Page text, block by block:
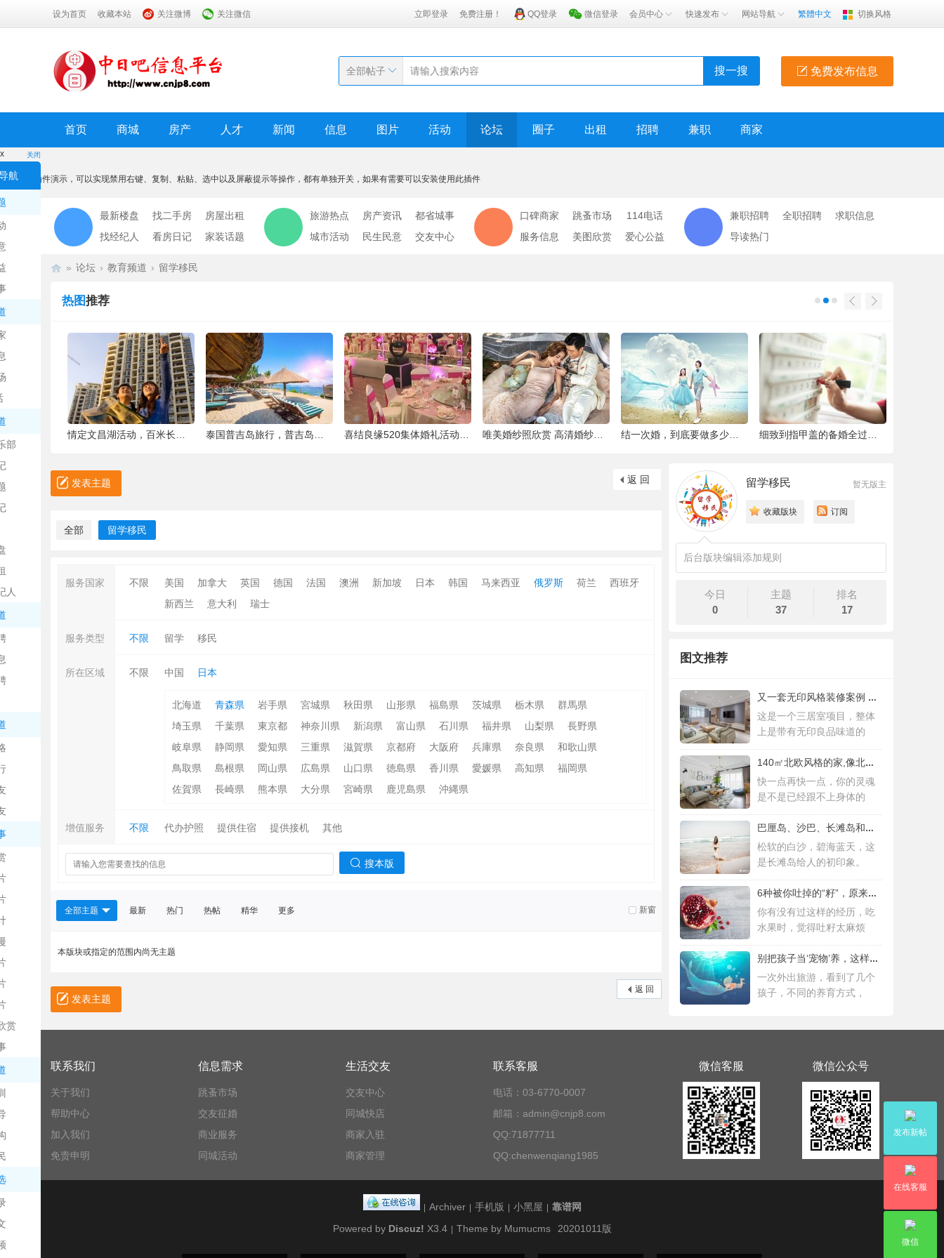
设为首页 收藏本站 关注微博 关注微信 立即登录 免费注册！ QQ登录 微信登录 会员中心 快速发布 网站导航 繁體中文 切换风格
免费发布信息
全部帖子 搜一搜
首页 商城 房产 人才 新闻 信息 图片 活动 论坛 圈子 出租 招聘 兼职 商家
关闭
航
部
人
赏
x
本功能为插件演示，可以实现禁用右键、复制、粘贴、选中以及屏蔽提示等操作，都有单独开关，如果有需要可以安装使用此插件
我知道了
最新楼盘 找二手房
房屋出租
找经纪人
看房日记 家装话题
旅游热点 房产资讯
都省城事
城市活动
民生民意 交友中心
口碑商家 跳蚤市场
114电话
服务信息
美图欣赏 爱心公益
兼职招聘 全职招聘
求职信息
导读热门
日
平
» 论坛 › 教育频道 › 留学移民
热图推荐
情定文昌湖活动，百米长卷现场绘画、万人签 泰国普吉岛旅行，普吉岛是泰国最大的岛屿 喜结良缘520集体婚礼活动-喜来缘大酒店[合 唯美婚纱照欣赏 高清婚纱大片欣赏 给人一种 结一次婚，到底要做多少件准备工作 |备婚清 细致到指甲盖的备婚全过程，这位“挑剔”新
返 回
发表主题
全部 留学移民
服务国家 不限 美国 加拿大 英国 德国 法国 澳洲 新加坡 日本 韩国 马来西亚 俄罗斯 荷兰
西班牙
新西兰
意大利 瑞士
服务类型 不限 留学 移民
所在区域 不限 中国 日本
北海道 青森県 岩手県 宮城県 秋田県 山形県 福島県 茨城県 栃木県
群馬県
埼玉県
千葉県 東京都 神奈川県 新潟県 富山県 石川県 福井県 山梨県
長野県
岐阜県
静岡県 愛知県 三重県 滋賀県 京都府 大阪府 兵庫県 奈良県
和歌山県
鳥取県
島根県 岡山県 広島県 山口県 徳島県 香川県 愛媛県 高知県
福岡県
佐賀県
長崎県 熊本県 大分県 宮崎県 鹿児島県 沖縄県
增值服务 不限 代办护照 提供住宿 提供接机 其他
搜本版
新窗
全部主题 最新 热门 热帖 精华 更多
本版块或指定的范围内尚无主题
返 回
发表主题
留学移民 暂无版主
收藏版块 订阅
后台版块编辑添加规则
今日
0
主题
37
排名
17
图文推荐
又一套无印风格装修案例 三居室设计简约而
这是一个三居室项目，整体
上是带有无印良品味道的
140㎡北欧风格的家,像北欧人一样去生活
快一点再快一点，你的灵魂
是不是已经跟不上身体的
巴厘岛、沙巴、长滩岛和普吉岛，哪个更值得
松软的白沙，碧海蓝天，这
是长滩岛给人的初印象。
6种被你吐掉的“籽”，原来是果蔬界的营养
你有没有过这样的经历，吃
水果时，觉得吐籽太麻烦
别把孩子当‘宠物’养，这样会毁掉Ta一生！
一次外出旅游，看到了几个
孩子，不同的养育方式，
发布新帖
在线客服
微信
联系我们
关于我们
帮助中心
加入我们
免责申明
信息需求
跳蚤市场
交友征婚
商业服务
同城活动
生活交友
交友中心
同城快店
商家入驻
商家管理
联系客服
电话：03-6770-0007
邮箱：admin@cnjp8.com
QQ:71877711
QQ:chenwenqiang1985
微信客服 微信公众号
Archiver 手机版 小黑屋
靠谱网
Powered by Discuz! X3.4 Theme by Mumucms 20201011版